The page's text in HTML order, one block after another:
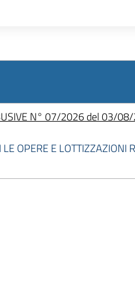
N° 07/2026 del 03/
OPERE E LOTTIZZAZIONI